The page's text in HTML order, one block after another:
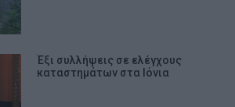
Έξι συλλήψεις σε ελέγχους
καταστημάτων στα Ιόνια